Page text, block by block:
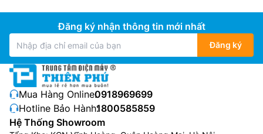
Đăng ký nhận thông tin mới nhất
Đăng ký
Mua Hàng Online:0918969699
Hotline Bảo Hành:1800585859
Hệ Thống Showroom